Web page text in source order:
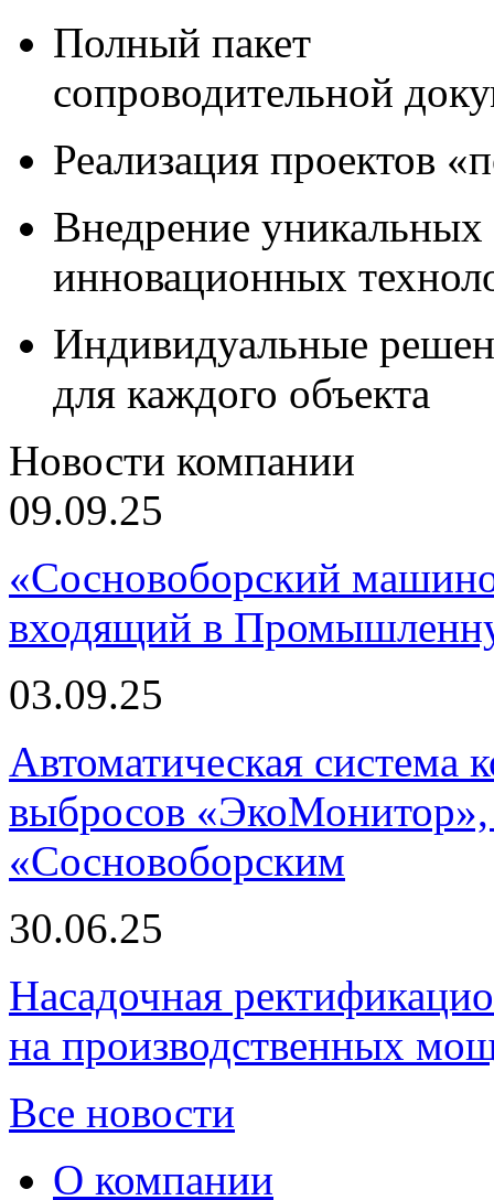
Полный пакет
сопроводительной
Реализация проектов
Внедрение уникальных
инновационных
Индивидуальные
для каждого объекта
Новости компании
09.09.25
«Сосновоборский
входящий в
03.09.25
Автоматическая
выбросов «ЭкоМонитор»,
«Сосновоборским
30.06.25
Насадочная
на производственных
Все новости
О компании